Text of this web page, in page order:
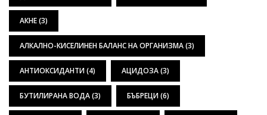
АКНЕ(3)
АЛКАЛНО-КИСЕЛИНЕН БАЛАНС НА ОРГАНИЗМА(3)
АНТИОКСИДАНТИ(4) АЦИДОЗА(3)
БУТИЛИРАНА ВОДА(3) БЪБРЕЦИ(6)